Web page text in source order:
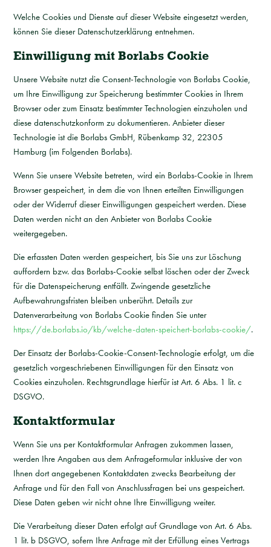
Welche Cookies und Dienste auf dieser Website eingesetzt werden,
können Sie dieser Datenschutzerklärung entnehmen.
Einwilligung mit Borlabs Cookie
Unsere Website nutzt die Consent-Technologie von Borlabs Cookie,
um Ihre Einwilligung zur Speicherung bestimmter Cookies in Ihrem
Browser oder zum Einsatz bestimmter Technologien einzuholen und
diese datenschutzkonform zu dokumentieren. Anbieter dieser
Technologie ist die Borlabs GmbH, Rübenkamp 32, 22305
Hamburg (im Folgenden Borlabs).
Wenn Sie unsere Website betreten, wird ein Borlabs-Cookie in Ihrem
Browser gespeichert, in dem die von Ihnen erteilten Einwilligungen
oder der Widerruf dieser Einwilligungen gespeichert werden. Diese
Daten werden nicht an den Anbieter von Borlabs Cookie
weitergegeben.
Die erfassten Daten werden gespeichert, bis Sie uns zur Löschung
auffordern bzw. das Borlabs-Cookie selbst löschen oder der Zweck
für die Datenspeicherung entfällt. Zwingende gesetzliche
Aufbewahrungsfristen bleiben unberührt. Details zur
Datenverarbeitung von Borlabs Cookie finden Sie unter
https://de.borlabs.io/kb/welche-daten-speichert-borlabs-cookie/.
Der Einsatz der Borlabs-Cookie-Consent-Technologie erfolgt, um die
gesetzlich vorgeschriebenen Einwilligungen für den Einsatz von
Cookies einzuholen. Rechtsgrundlage hierfür ist Art. 6 Abs. 1 lit. c
DSGVO.
Kontaktformular
Wenn Sie uns per Kontaktformular Anfragen zukommen lassen,
werden Ihre Angaben aus dem Anfrageformular inklusive der von
Ihnen dort angegebenen Kontaktdaten zwecks Bearbeitung der
Anfrage und für den Fall von Anschlussfragen bei uns gespeichert.
Diese Daten geben wir nicht ohne Ihre Einwilligung weiter.
Die Verarbeitung dieser Daten erfolgt auf Grundlage von Art. 6 Abs.
1 lit. b DSGVO, sofern Ihre Anfrage mit der Erfüllung eines Vertrags